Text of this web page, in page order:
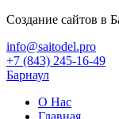
Создание сайтов в
info@saitodel.pro
+7 (843) 245-16-49
Барнаул
О Нас
Главная